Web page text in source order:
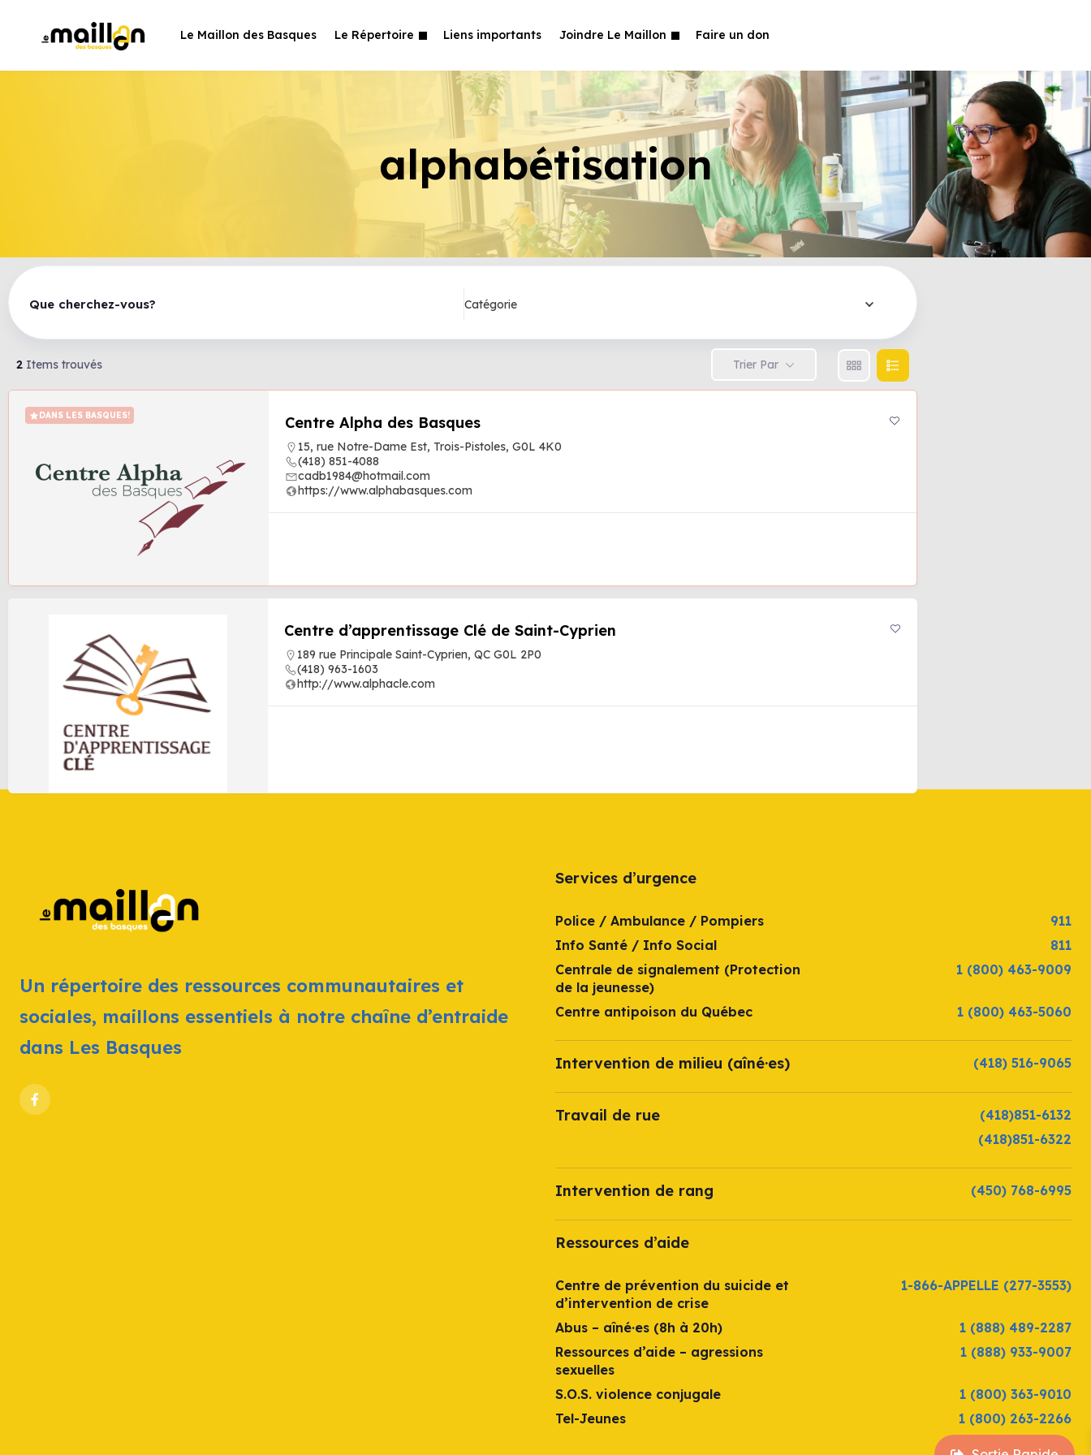
Le Maillon des Basques Le Répertoire Liens importants Joindre Le Maillon Faire un don
alphabétisation
Que cherchez-vous? Catégorie
2 Items trouvés Trier Par
DANS LES BASQUES! Centre Alpha des Basques
15, rue Notre-Dame Est, Trois-Pistoles, G0L 4K0
(418) 851-4088
cadb1984@hotmail.com
https://www.alphabasques.com
Centre d’apprentissage Clé de Saint-Cyprien
189 rue Principale Saint-Cyprien, QC G0L 2P0
(418) 963-1603
http://www.alphacle.com
Un répertoire des ressources communautaires et
sociales, maillons essentiels à notre chaîne d’entraide
dans Les Basques
Services d’urgence
Police / Ambulance / Pompiers
911
Info Santé / Info Social
811
Centrale de signalement (Protection
de la jeunesse)
1 (800) 463-9009
Centre antipoison du Québec 1 (800) 463-5060
Intervention de milieu (aîné·es) (418) 516-9065
Travail de rue
(418)851-6132
(418)851-6322
Intervention de rang (450) 768-6995
Ressources d’aide
Centre de prévention du suicide et
d’intervention de crise
1-866-APPELLE (277-3553)
Abus – aîné·es (8h à 20h)
1 (888) 489-2287
Ressources d’aide – agressions
sexuelles
1 (888) 933-9007
S.O.S. violence conjugale
1 (800) 363-9010
Tel-Jeunes
1 (800) 263-2266